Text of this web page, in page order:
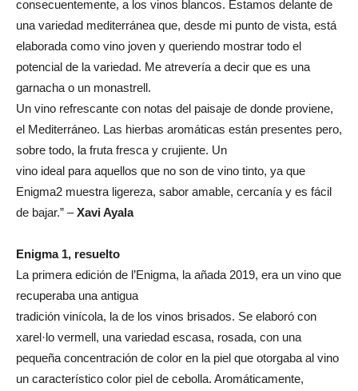
consecuentemente, a los vinos blancos. Estamos delante de
una variedad mediterránea que, desde mi punto de vista, está
elaborada como vino joven y queriendo mostrar todo el
potencial de la variedad. Me atrevería a decir que es una
garnacha o un monastrell.
Un vino refrescante con notas del paisaje de donde proviene,
el Mediterráneo. Las hierbas aromáticas están presentes pero,
sobre todo, la fruta fresca y crujiente. Un
vino ideal para aquellos que no son de vino tinto, ya que
Enigma2 muestra ligereza, sabor amable, cercanía y es fácil
de bajar.” –Xavi Ayala
Enigma 1, resuelto
La primera edición de l’Enigma, la añada 2019, era un vino que
recuperaba una antigua
tradición vinícola, la de los vinos brisados. Se elaboró con
xarel·lo vermell, una variedad escasa, rosada, con una
pequeña concentración de color en la piel que otorgaba al vino
un característico color piel de cebolla. Aromáticamente,